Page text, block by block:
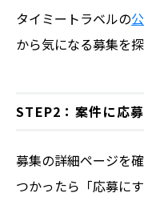
タイミートラベルの
から気になる募集を探
STEP2：案件に応
募集の詳細ページを
つかったら「応募に